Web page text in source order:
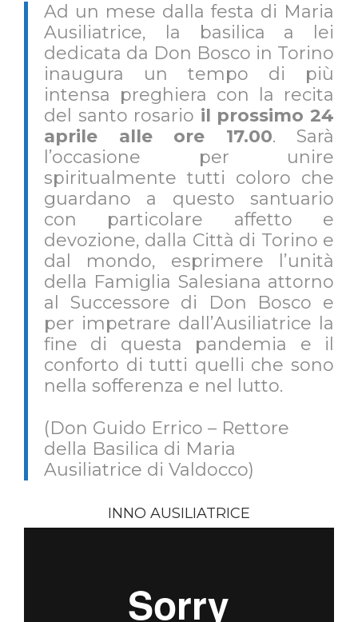
Ad un mese dalla festa di Maria
Ausiliatrice, la basilica a lei
dedicata da Don Bosco in Torino
inaugura un tempo di più
intensa preghiera con la recita
del santo rosario il prossimo 24
aprile alle ore 17.00. Sarà
l’occasione per unire
spiritualmente tutti coloro che
guardano a questo santuario
con particolare affetto e
devozione, dalla Città di Torino e
dal mondo, esprimere l’unità
della Famiglia Salesiana attorno
al Successore di Don Bosco e
per impetrare dall’Ausiliatrice la
fine di questa pandemia e il
conforto di tutti quelli che sono
nella sofferenza e nel lutto.
(Don Guido Errico – Rettore
della Basilica di Maria
Ausiliatrice di Valdocco)
INNO AUSILIATRICE